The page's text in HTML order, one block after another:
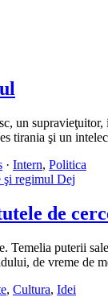
un
tirania şi un
· Intern, Politica
de
puterii
de vreme de
, Cultura, Idei